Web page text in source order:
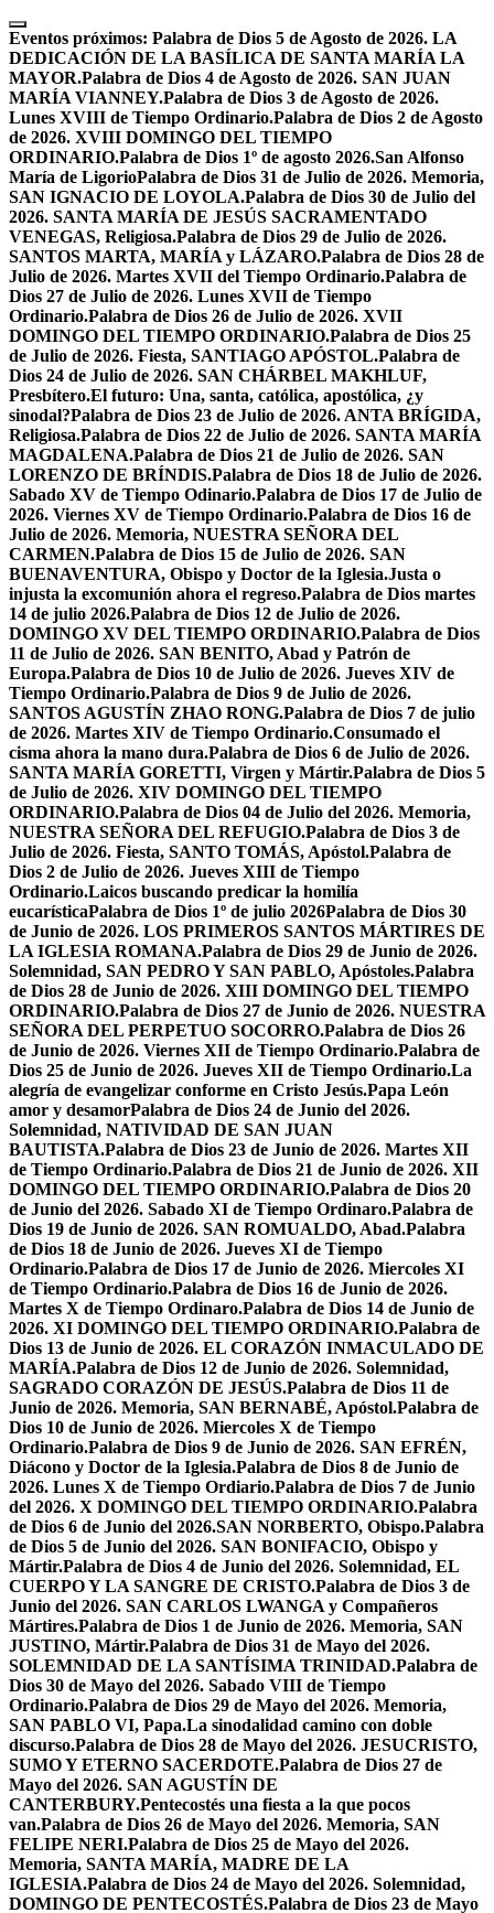
Skip
to
content
Eventos próximos: Palabra de Dios 5 de Agosto de 2026. LA
DEDICACIÓN DE LA BASÍLICA DE SANTA MARÍA LA
MAYOR.Palabra de Dios 4 de Agosto de 2026. SAN JUAN
MARÍA VIANNEY.Palabra de Dios 3 de Agosto de 2026.
Lunes XVIII de Tiempo Ordinario.Palabra de Dios 2 de Agosto
de 2026. XVIII DOMINGO DEL TIEMPO
ORDINARIO.Palabra de Dios 1º de agosto 2026.San Alfonso
María de LigorioPalabra de Dios 31 de Julio de 2026. Memoria,
SAN IGNACIO DE LOYOLA.Palabra de Dios 30 de Julio del
2026. SANTA MARÍA DE JESÚS SACRAMENTADO
VENEGAS, Religiosa.Palabra de Dios 29 de Julio de 2026.
SANTOS MARTA, MARÍA y LÁZARO.Palabra de Dios 28 de
Julio de 2026. Martes XVII del Tiempo Ordinario.Palabra de
Dios 27 de Julio de 2026. Lunes XVII de Tiempo
Ordinario.Palabra de Dios 26 de Julio de 2026. XVII
DOMINGO DEL TIEMPO ORDINARIO.Palabra de Dios 25
de Julio de 2026. Fiesta, SANTIAGO APÓSTOL.Palabra de
Dios 24 de Julio de 2026. SAN CHÁRBEL MAKHLUF,
Presbítero.El futuro: Una, santa, católica, apostólica, ¿y
sinodal?Palabra de Dios 23 de Julio de 2026. ANTA BRÍGIDA,
Religiosa.Palabra de Dios 22 de Julio de 2026. SANTA MARÍA
MAGDALENA.Palabra de Dios 21 de Julio de 2026. SAN
LORENZO DE BRÍNDIS.Palabra de Dios 18 de Julio de 2026.
Sabado XV de Tiempo Odinario.Palabra de Dios 17 de Julio de
2026. Viernes XV de Tiempo Ordinario.Palabra de Dios 16 de
Julio de 2026. Memoria, NUESTRA SEÑORA DEL
CARMEN.Palabra de Dios 15 de Julio de 2026. SAN
BUENAVENTURA, Obispo y Doctor de la Iglesia.Justa o
injusta la excomunión ahora el regreso.Palabra de Dios martes
14 de julio 2026.Palabra de Dios 12 de Julio de 2026.
DOMINGO XV DEL TIEMPO ORDINARIO.Palabra de Dios
11 de Julio de 2026. SAN BENITO, Abad y Patrón de
Europa.Palabra de Dios 10 de Julio de 2026. Jueves XIV de
Tiempo Ordinario.Palabra de Dios 9 de Julio de 2026.
SANTOS AGUSTÍN ZHAO RONG.Palabra de Dios 7 de julio
de 2026. Martes XIV de Tiempo Ordinario.Consumado el
cisma ahora la mano dura.Palabra de Dios 6 de Julio de 2026.
SANTA MARÍA GORETTI, Virgen y Mártir.Palabra de Dios 5
de Julio de 2026. XIV DOMINGO DEL TIEMPO
ORDINARIO.Palabra de Dios 04 de Julio del 2026. Memoria,
NUESTRA SEÑORA DEL REFUGIO.Palabra de Dios 3 de
Julio de 2026. Fiesta, SANTO TOMÁS, Apóstol.Palabra de
Dios 2 de Julio de 2026. Jueves XIII de Tiempo
Ordinario.Laicos buscando predicar la homilía
eucarísticaPalabra de Dios 1º de julio 2026Palabra de Dios 30
de Junio de 2026. LOS PRIMEROS SANTOS MÁRTIRES DE
LA IGLESIA ROMANA.Palabra de Dios 29 de Junio de 2026.
Solemnidad, SAN PEDRO Y SAN PABLO, Apóstoles.Palabra
de Dios 28 de Junio de 2026. XIII DOMINGO DEL TIEMPO
ORDINARIO.Palabra de Dios 27 de Junio de 2026. NUESTRA
SEÑORA DEL PERPETUO SOCORRO.Palabra de Dios 26
de Junio de 2026. Viernes XII de Tiempo Ordinario.Palabra de
Dios 25 de Junio de 2026. Jueves XII de Tiempo Ordinario.La
alegría de evangelizar conforme en Cristo Jesús.Papa León
amor y desamorPalabra de Dios 24 de Junio del 2026.
Solemnidad, NATIVIDAD DE SAN JUAN
BAUTISTA.Palabra de Dios 23 de Junio de 2026. Martes XII
de Tiempo Ordinario.Palabra de Dios 21 de Junio de 2026. XII
DOMINGO DEL TIEMPO ORDINARIO.Palabra de Dios 20
de Junio del 2026. Sabado XI de Tiempo Ordinaro.Palabra de
Dios 19 de Junio de 2026. SAN ROMUALDO, Abad.Palabra
de Dios 18 de Junio de 2026. Jueves XI de Tiempo
Ordinario.Palabra de Dios 17 de Junio de 2026. Miercoles XI
de Tiempo Ordinario.Palabra de Dios 16 de Junio de 2026.
Martes X de Tiempo Ordinaro.Palabra de Dios 14 de Junio de
2026. XI DOMINGO DEL TIEMPO ORDINARIO.Palabra de
Dios 13 de Junio de 2026. EL CORAZÓN INMACULADO DE
MARÍA.Palabra de Dios 12 de Junio de 2026. Solemnidad,
SAGRADO CORAZÓN DE JESÚS.Palabra de Dios 11 de
Junio de 2026. Memoria, SAN BERNABÉ, Apóstol.Palabra de
Dios 10 de Junio de 2026. Miercoles X de Tiempo
Ordinario.Palabra de Dios 9 de Junio de 2026. SAN EFRÉN,
Diácono y Doctor de la Iglesia.Palabra de Dios 8 de Junio de
2026. Lunes X de Tiempo Ordiario.Palabra de Dios 7 de Junio
del 2026. X DOMINGO DEL TIEMPO ORDINARIO.Palabra
de Dios 6 de Junio del 2026.SAN NORBERTO, Obispo.Palabra
de Dios 5 de Junio del 2026. SAN BONIFACIO, Obispo y
Mártir.Palabra de Dios 4 de Junio del 2026. Solemnidad, EL
CUERPO Y LA SANGRE DE CRISTO.Palabra de Dios 3 de
Junio del 2026. SAN CARLOS LWANGA y Compañeros
Mártires.Palabra de Dios 1 de Junio de 2026. Memoria, SAN
JUSTINO, Mártir.Palabra de Dios 31 de Mayo del 2026.
SOLEMNIDAD DE LA SANTÍSIMA TRINIDAD.Palabra de
Dios 30 de Mayo del 2026. Sabado VIII de Tiempo
Ordinario.Palabra de Dios 29 de Mayo del 2026. Memoria,
SAN PABLO VI, Papa.La sinodalidad camino con doble
discurso.Palabra de Dios 28 de Mayo del 2026. JESUCRISTO,
SUMO Y ETERNO SACERDOTE.Palabra de Dios 27 de
Mayo del 2026. SAN AGUSTÍN DE
CANTERBURY.Pentecostés una fiesta a la que pocos
van.Palabra de Dios 26 de Mayo del 2026. Memoria, SAN
FELIPE NERI.Palabra de Dios 25 de Mayo del 2026.
Memoria, SANTA MARÍA, MADRE DE LA
IGLESIA.Palabra de Dios 24 de Mayo del 2026. Solemnidad,
DOMINGO DE PENTECOSTÉS.Palabra de Dios 23 de Mayo